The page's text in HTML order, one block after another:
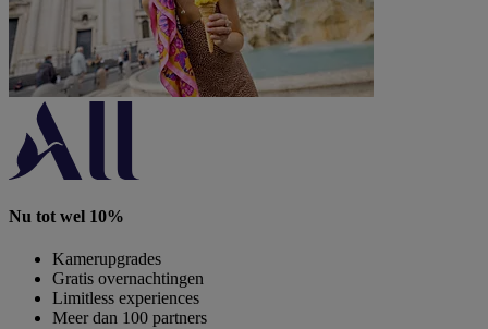
Nu tot wel 10%
Kamerupgrades
Gratis overnachtingen
Limitless experiences
Meer dan 100 partners